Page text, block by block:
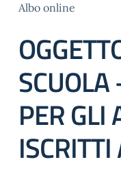
Albo online
PER GLI